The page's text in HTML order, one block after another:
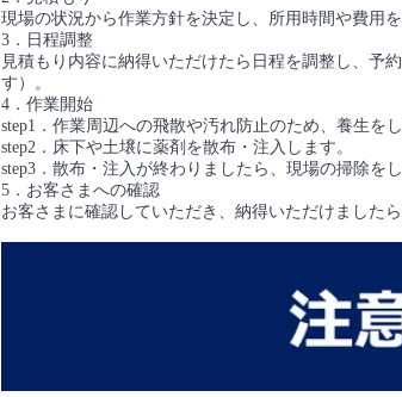
現場の状況から作業方針を決定し、所用時間や費用を
3．日程調整
見積もり内容に納得いただけたら日程を調整し、予
す）。
4．作業開始
step1．作業周辺への飛散や汚れ防止のため、養生をし
step2．床下や土壌に薬剤を散布・注入します。
step3．散布・注入が終わりましたら、現場の掃除をし
5．お客さまへの確認
お客さまに確認していただき、納得いただけました